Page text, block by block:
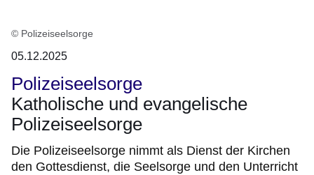
© Polizeiseelsorge
05.12.2025
Polizeiseelsorge
Katholische und evangelische
Polizeiseelsorge
Die Polizeiseelsorge nimmt als Dienst der Kirchen
den Gottesdienst, die Seelsorge und den Unterricht